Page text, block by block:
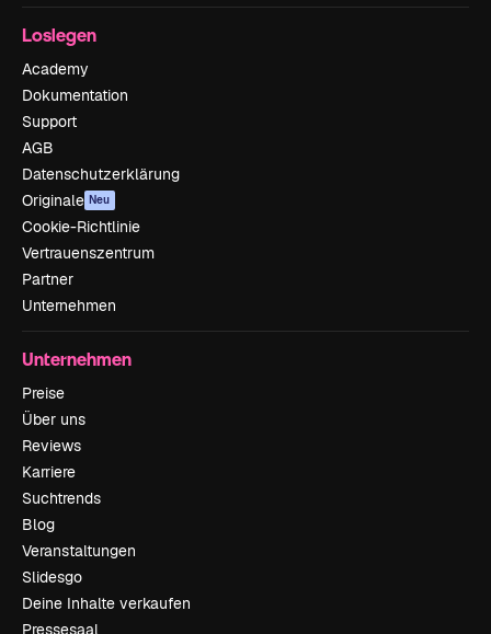
Loslegen
Academy
Dokumentation
Support
AGB
Datenschutzerklärung
Originale Neu
Cookie-Richtlinie
Vertrauenszentrum
Partner
Unternehmen
Unternehmen
Preise
Über uns
Reviews
Karriere
Suchtrends
Blog
Veranstaltungen
Slidesgo
Deine Inhalte verkaufen
Pressesaal